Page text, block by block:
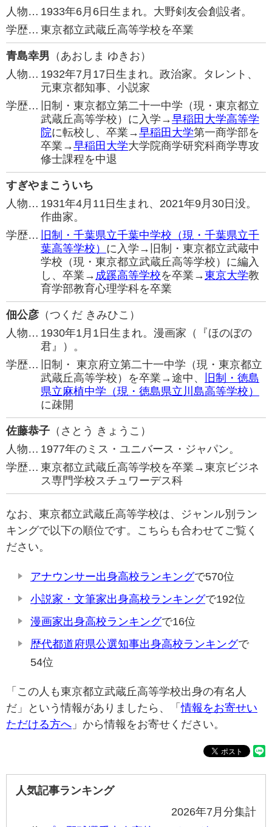
人物… 1933年6月6日生まれ。大野剣友会創設者。
学歴… 東京都立武蔵丘高等学校を卒業
青島幸男 （あおしま ゆきお）
人物… 1932年7月17日生まれ。政治家。タレント、
元東京都知事、小説家
学歴…
旧制・東京都立第二十一中学（現・東京都立
武蔵丘高等学校）に入学→早稲田大学高等学
院に転校し、卒業→早稲田大学第一商学部を
卒業→早稲田大学大学院商学研究科商学専攻
修士課程を中退
すぎやまこういち
人物… 1931年4月11日生まれ、2021年9月30日没。
作曲家。
学歴…
旧制・千葉県立千葉中学校（現・千葉県立千
葉高等学校） に入学→旧制・東京都立武蔵中
学校（現・東京都立武蔵丘高等学校）に編入
し、卒業→ 成蹊高等学校を卒業→東京大学教
育学部教育心理学科を卒業
佃公彦 （つくだ きみひこ）
人物… 1930年1月1日生まれ。漫画家（『ほのぼの
君』）。
学歴…
旧制・ 東京府立第二十一中学（現・東京都立
武蔵丘高等学校）を卒業→途中、
旧制・徳島
県立麻植中学（現・徳島県立川島高等学校）
に疎開
佐藤恭子 （さとう きょうこ）
人物… 1977年のミス・ユニバース・ジャパン。
学歴… 東京都立武蔵丘高等学校を卒業→東京ビジネ
ス専門学校スチュワーデス科
なお、東京都立武蔵丘高等学校は、ジャンル別ラン
キングで以下の順位です。こちらも合わせてご覧く
ださい。
アナウンサー出身高校ランキングで570位
小説家・文筆家出身高校ランキングで192位
漫画家出身高校ランキングで16位
歴代都道府県公選知事出身高校ランキングで
54位
「この人も東京都立武蔵丘高等学校出身の有名人
だ」という情報がありましたら、「情報をお寄せい
ただける方へ 」から情報をお寄せください。
人気記事ランキング
2026年7月分集計